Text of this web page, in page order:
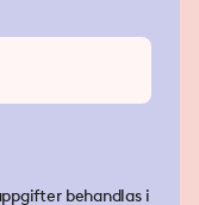
behandlas i